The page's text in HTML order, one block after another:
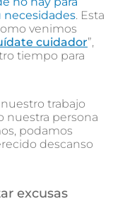
necesidades. Esta
venimos
cuidador”,
tiempo para
trabajo
nuestra persona
podamos
descanso
excusas